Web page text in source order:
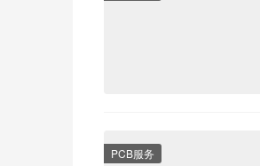
PCB服务